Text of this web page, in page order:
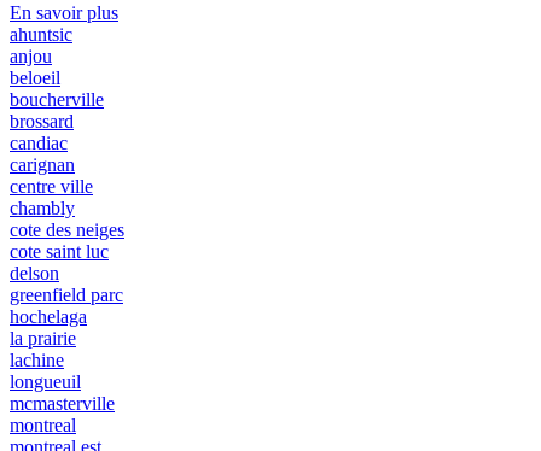
En savoir plus
ahuntsic
anjou
beloeil
boucherville
brossard
candiac
carignan
centre ville
chambly
cote des neiges
cote saint luc
delson
greenfield parc
hochelaga
la prairie
lachine
longueuil
mcmasterville
montreal
montreal est